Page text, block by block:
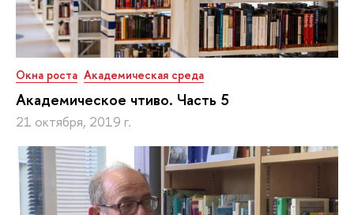
Окна роста Академическая среда
Академическое чтиво. Часть 5
21 октября, 2019 г.